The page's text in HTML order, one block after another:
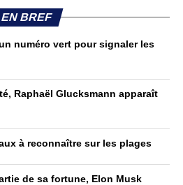
EN BREF
numéro vert pour signaler les
Raphaël Glucksmann apparaît
à reconnaître sur les plages
de sa fortune, Elon Musk